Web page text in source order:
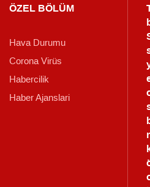
ÖZEL BÖLÜM
Hava Durumu
Corona Virüs
Habercilik
Haber Ajanslari